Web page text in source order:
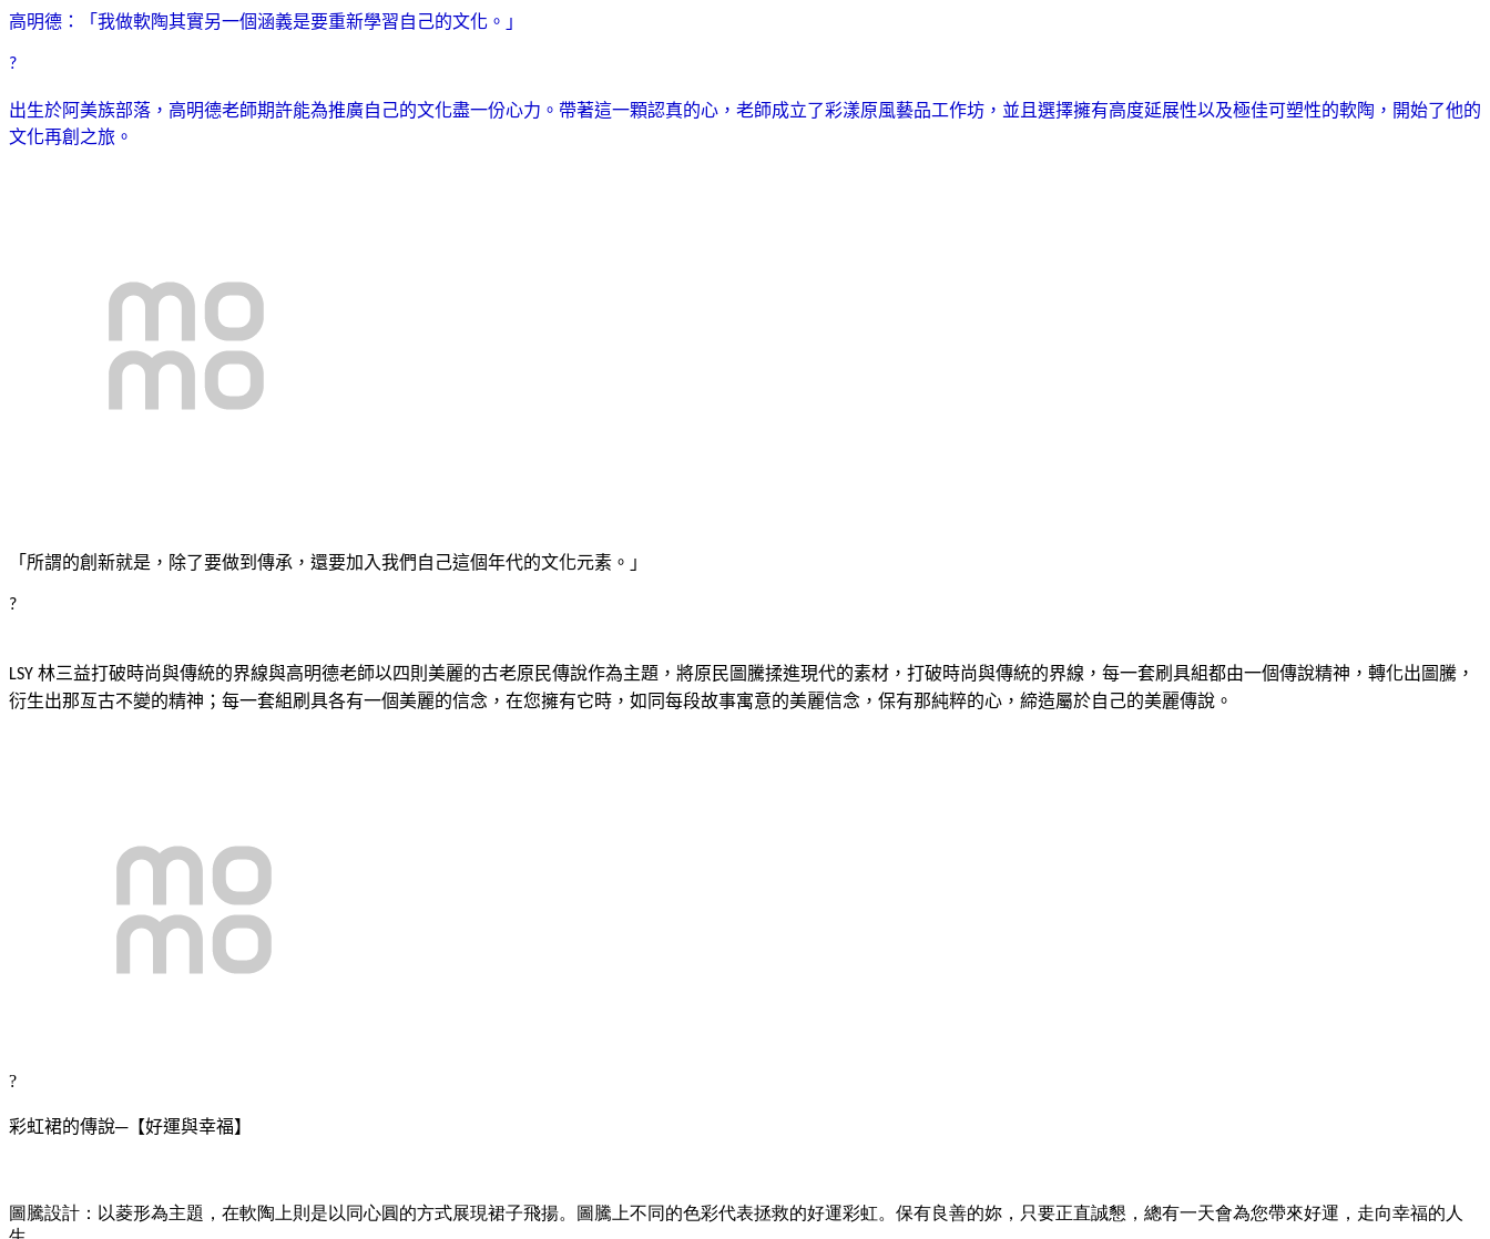
高明德：「我做軟陶其實另一個涵義是要重新學習自己的文化。」
?
出生於阿美族部落，高明德老師期許能為推廣自己的文化盡一份心力。帶著這一顆認真的心，老師成立了彩漾原風藝品工作坊，並且選擇擁有高度延展性以及極佳可塑性的軟陶，開始了他的
文化再創之旅。
「所謂的創新就是，除了要做到傳承，還要加入我們自己這個年代的文化元素。」
?
LSY 林三益打破時尚與傳統的界線與高明德老師以四則美麗的古老原民傳說作為主題，將原民圖騰揉進現代的素材，打破時尚與傳統的界線，每一套刷具組都由一個傳說精神，轉化出圖騰，
衍生出那亙古不變的精神；每一套組刷具各有一個美麗的信念，在您擁有它時，如同每段故事寓意的美麗信念，保有那純粹的心，締造屬於自己的美麗傳說。
?
彩虹裙的傳說─【好運與幸福】
圖騰設計：以菱形為主題，在軟陶上則是以同心圓的方式展現裙子飛揚。圖騰上不同的色彩代表拯救的好運彩虹。保有良善的妳，只要正直誠懇，總有一天會為您帶來好運，走向幸福的人